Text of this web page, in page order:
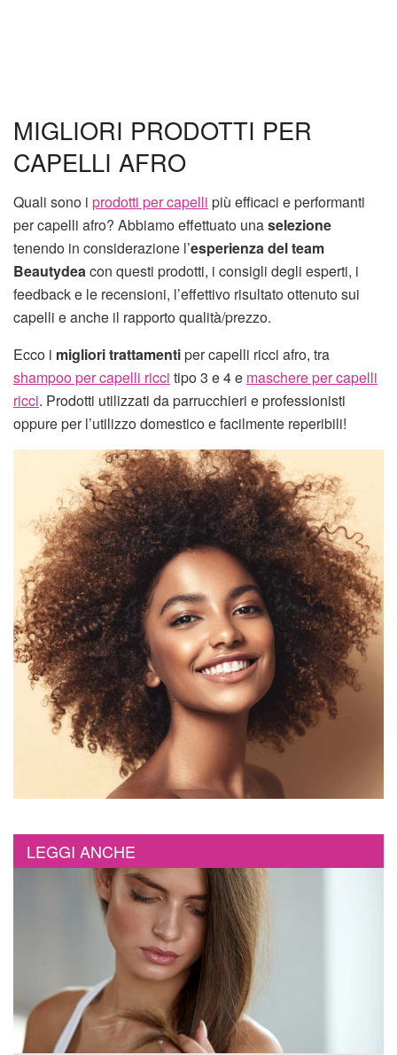
MIGLIORI PRODOTTI PER
CAPELLI AFRO
Quali sono i prodotti per capelli più efficaci e performanti
per capelli afro? Abbiamo effettuato unaselezione
tenendo in considerazione l’esperienza del team
Beautydeacon questi prodotti, i consigli degli esperti, i
feedback e le recensioni, l’effettivo risultato ottenuto sui
capelli e anche il rapporto qualità/prezzo.
Ecco i migliori trattamentiper capelli ricci afro, tra
shampoo per capelli ricci tipo 3 e 4 e maschere per capelli
ricci. Prodotti utilizzati da parrucchieri e professionisti
oppure per l’utilizzo domestico e facilmente reperibili!
LEGGI ANCHE